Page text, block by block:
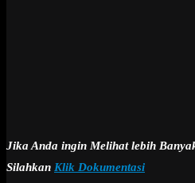
Jika Anda ingin Melihat lebih
Silahkan Klik Dokumentasi